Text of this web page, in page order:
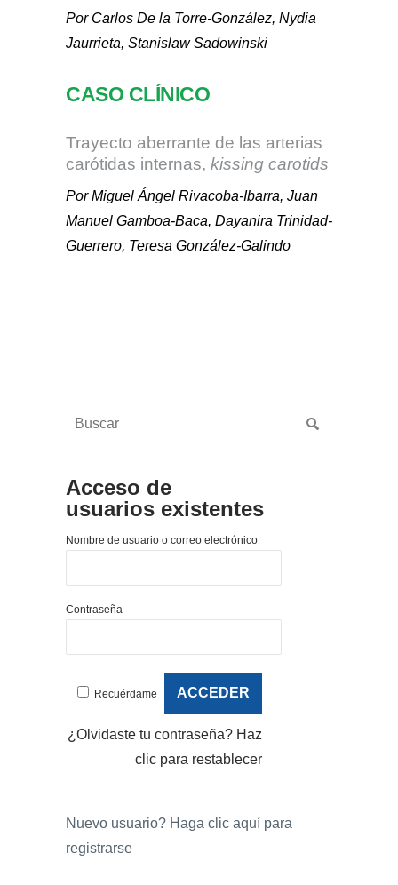
Por Carlos De la Torre-González, Nydia
Jaurrieta, Stanislaw Sadowinski
CASO CLÍNICO
Trayecto aberrante de las arterias
carótidas internas, kissing carotids
Por Miguel Ángel Rivacoba-Ibarra, Juan
Manuel Gamboa-Baca, Dayanira Trinidad-
Guerrero, Teresa González-Galindo
Acceso de
usuarios existentes
Nombre de usuario o correo electrónico
Contraseña
Recuérdame
¿Olvidaste tu contraseña? Haz
clic para restablecer
Nuevo usuario? Haga clic aquí para
registrarse